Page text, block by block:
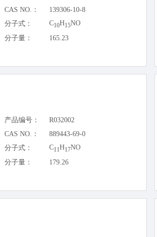
CAS NO.：
139306-10-8
分子式：
C10H15NO
分子量：
165.23
产品编号：
R032002
CAS NO.：
889443-69-0
分子式：
C11H17NO
分子量：
179.26